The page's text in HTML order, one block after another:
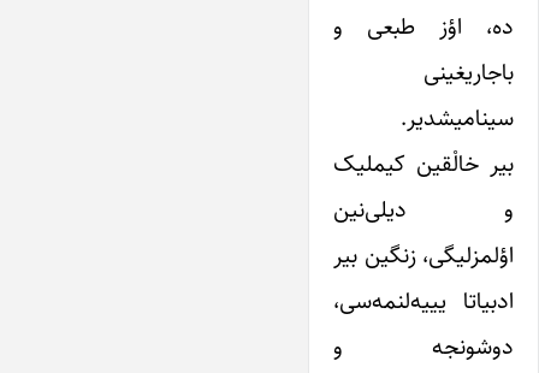
ده، اؤز طبعی و
باجاریغینی
سینامیشدیر.
بیر خالْقین کیملیک
و دیلی‌نین
اؤلمزلیگی، زنگین بیر
ادبیاتا یییه‌لنمه‌سی،
دوشونجه و